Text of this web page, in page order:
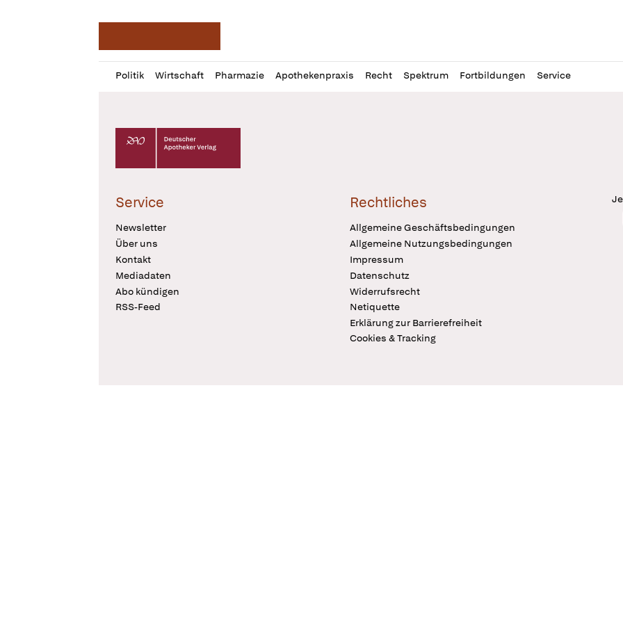
Politik Wirtschaft Pharmazie Apothekenpraxis Recht Spektrum Fortbildungen Service
Profil
öffnen
Daz
Pur
Deutscher Apotheker Verlag Logo
Service
Newsletter
Über uns
Kontakt
Mediadaten
Abo kündigen
RSS-Feed
Rechtliches
Allgemeine Geschäftsbedingungen
Allgemeine Nutzungsbedingungen
Impressum
Datenschutz
Widerrufsrecht
Netiquette
Erklärung zur Barrierefreiheit
Cookies & Tracking